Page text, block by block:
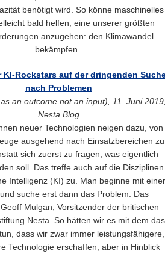
benötigt wird. So könne maschinelles
bald helfen, eine unserer größten
anzugehen: den Klimawandel
bekämpfen.
KI-Rockstars auf der dringenden
nach Problemen
an outcome not an input), 11. Juni
Nesta Blog
neuer Technologien neigen dazu, von
ausgehend nach Einsatzbereichen zu
sich zuerst zu fragen, was eigentlich
soll. Das treffe auch auf die Disziplinen
Intelligenz (KI) zu. Man beginne mit einer
suche erst dann das Problem. Das
Mulgan, Vorsitzender der britischen
Nesta. So hätten wir es mit dem das
dass wir zwar immer leistungsfähigere,
Technologie erschaffen, aber in Hinblick